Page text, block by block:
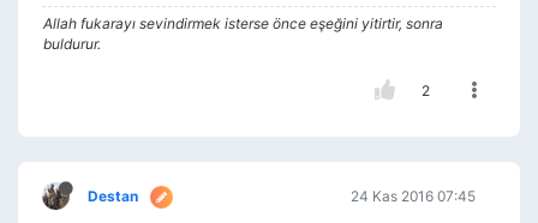
Allah fukarayı sevindirmek isterse önce eşeğini yitirtir, sonra
buldurur.
2
Destan 24 Kas 2016 07:45